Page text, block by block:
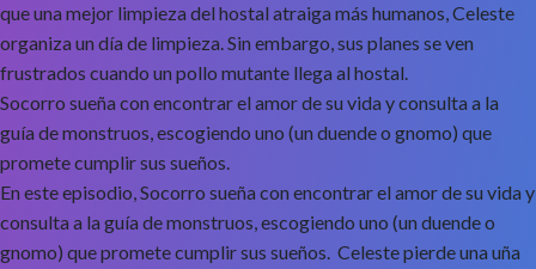
que una mejor limpieza del hostal atraiga más humanos, Celeste
organiza un día de limpieza. Sin embargo, sus planes se ven
frustrados cuando un pollo mutante llega al hostal.
Socorro sueña con encontrar el amor de su vida y consulta a la
guía de monstruos, escogiendo uno (un duende o gnomo) que
promete cumplir sus sueños.
En este episodio, Socorro sueña con encontrar el amor de su vida y
consulta a la guía de monstruos, escogiendo uno (un duende o
gnomo) que promete cumplir sus sueños. Celeste pierde una uña